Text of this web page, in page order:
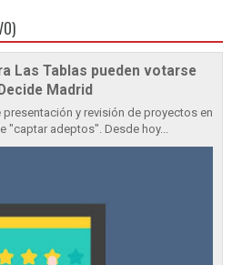
Las Tablas pueden votarse
Madrid
y revisión de proyectos en
"captar adeptos". Desde hoy...